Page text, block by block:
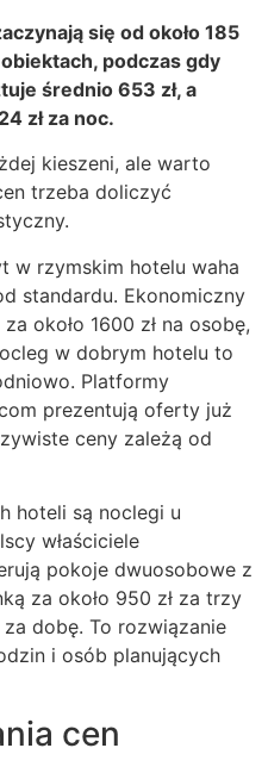
się od około 185
podczas gdy
średnio 653 zł, a
zł za noc.
kieszeni, ale warto
trzeba doliczyć
w rzymskim hotelu waha
standardu. Ekonomiczny
około 1600 zł na osobę,
w dobrym hotelu to
Platformy
prezentują oferty już
ceny zależą od
hoteli są noclegi u
właściciele
pokoje dwuosobowe z
za około 950 zł za trzy
za dobę. To rozwiązanie
i osób planujących
cen